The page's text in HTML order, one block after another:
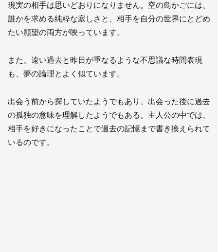
現実の相手は思いどおりになりません。空の鳥かごには、
誰かを求める純粋な寂しさと、相手を自分の世界にとどめ
たい願望の両方が映っています。
また、遠い過去と昨日が重なるような不思議な時間表現
も、夢の論理とよく似ています。
出会う前から探していたようでもあり、出会った後に過去
の孤独の意味を理解したようでもある。主人公の中では、
相手を好きになったことで過去の記憶まで書き換えられて
いるのです。